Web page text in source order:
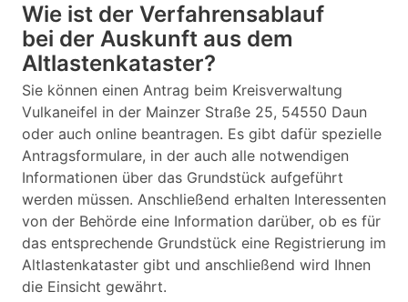
Wie ist der Verfahrensablauf
bei der Auskunft aus dem
Altlastenkataster?
Sie können einen Antrag beim Kreisverwaltung
Vulkaneifel in der Mainzer Straße 25, 54550 Daun
oder auch online beantragen. Es gibt dafür spezielle
Antragsformulare, in der auch alle notwendigen
Informationen über das Grundstück aufgeführt
werden müssen. Anschließend erhalten Interessenten
von der Behörde eine Information darüber, ob es für
das entsprechende Grundstück eine Registrierung im
Altlastenkataster gibt und anschließend wird Ihnen
die Einsicht gewährt.